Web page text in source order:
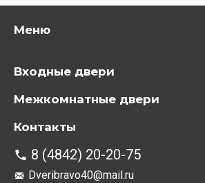
Меню
Входные двери
Межкомнатные двери
Контакты
8 (4842) 20-20-75
Dveribravo40@mail.ru